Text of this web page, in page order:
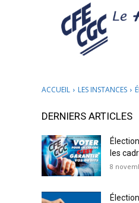
ACCUEIL LES INSTANCES
DERNIERS ARTICLES
les
8